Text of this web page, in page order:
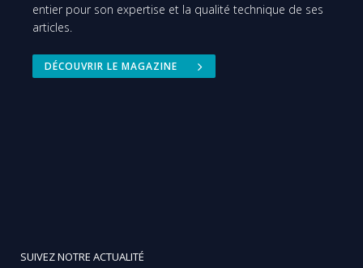
entier pour son expertise et la qualité technique de ses
articles.
DÉCOUVRIR LE MAGAZINE
SUIVEZ NOTRE ACTUALITÉ